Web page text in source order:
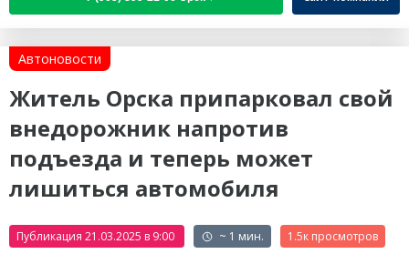
Автоновости
Житель Орска припарковал свой
внедорожник напротив
подъезда и теперь может
лишиться автомобиля
Публикация 21.03.2025 в 9:00 ~ 1 мин. 1.5к